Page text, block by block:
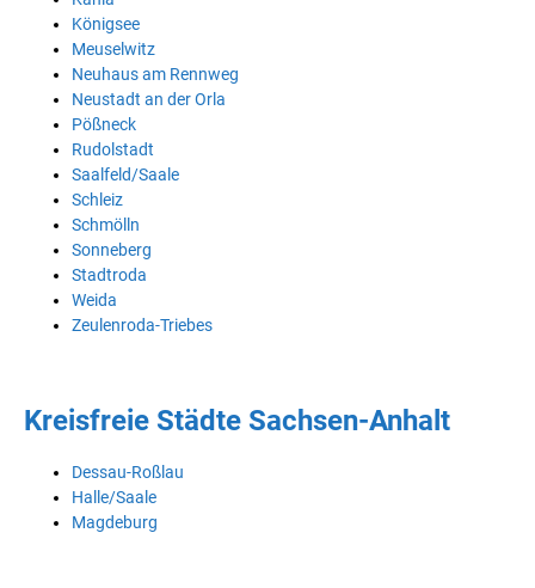
Königsee
Meuselwitz
Neuhaus am Rennweg
Neustadt an der Orla
Pößneck
Rudolstadt
Saalfeld/Saale
Schleiz
Schmölln
Sonneberg
Stadtroda
Weida
Zeulenroda-Triebes
Kreisfreie Städte Sachsen-Anhalt
Dessau-Roßlau
Halle/Saale
Magdeburg